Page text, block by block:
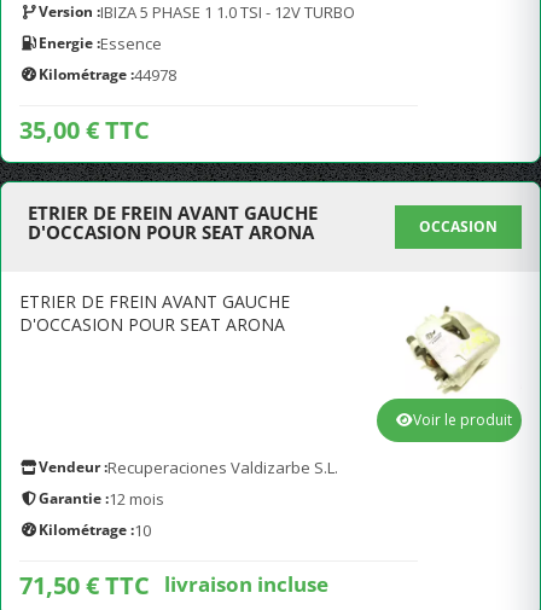
Version :IBIZA 5 PHASE 1 1.0 TSI - 12V TURBO
Energie :Essence
Kilométrage :44978
35,00 € TTC
ETRIER DE FREIN AVANT GAUCHE
D'OCCASION POUR SEAT ARONA
OCCASION
ETRIER DE FREIN AVANT GAUCHE
D'OCCASION POUR SEAT ARONA
Vendeur :Recuperaciones Valdizarbe S.L.
Garantie :12 mois
Kilométrage :10
71,50 € TTC livraison incluse
Voir le produit